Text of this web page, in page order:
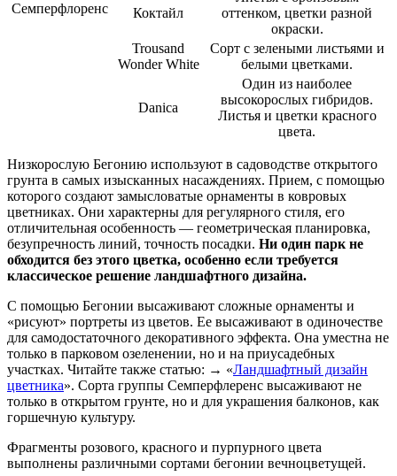
Семперфлоренс Коктайл
оттенком, цветки разной
окраски.
Trousand
Wonder White
Сорт с зелеными листьями и
белыми цветками.
Danica
Один из наиболее
высокорослых гибридов.
Листья и цветки красного
цвета.
Низкорослую Бегонию используют в садоводстве открытого
грунта в самых изысканных насаждениях. Прием, с помощью
которого создают замысловатые орнаменты в ковровых
цветниках. Они характерны для регулярного стиля, его
отличительная особенность — геометрическая планировка,
безупречность линий, точность посадки. Ни один парк не
обходится без этого цветка, особенно если требуется
классическое решение ландшафтного дизайна.
С помощью Бегонии высаживают сложные орнаменты и
«рисуют» портреты из цветов. Ее высаживают в одиночестве
для самодостаточного декоративного эффекта. Она уместна не
только в парковом озеленении, но и на приусадебных
участках. Читайте также статью: → «Ландшафтный дизайн
цветника». Сорта группы Семперфлеренс высаживают не
только в открытом грунте, но и для украшения балконов, как
горшечную культуру.
Фрагменты розового, красного и пурпурного цвета
выполнены различными сортами бегонии вечноцветущей.